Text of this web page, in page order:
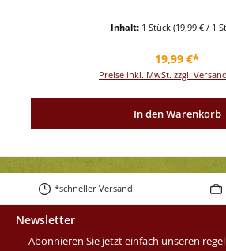
Inhalt: 1 Stück (19,99 € / 1
Regulärer
19,99 €*
Preise inkl. MwSt. zzgl.
In den Warenkorb
*schneller Versand
Newsletter
Abonnieren Sie jetzt einfach unseren